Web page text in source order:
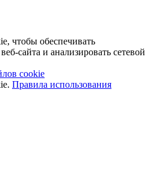
чтобы обеспечивать
сайта и анализировать сетевой
cookie
Правила использования